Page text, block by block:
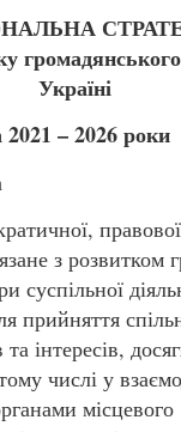
Україні
2021 – 2026 роки
з розвитком
суспільної
прийняття
інтересів,
числі у
місцевого